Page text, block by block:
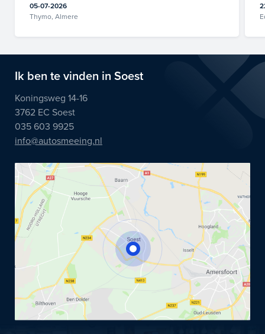
05-07-2026
Thymo, Almere
Ik ben te vinden in Soest
Koningsweg 14-16
3762 EC Soest
035 603 9925
info@autosmeeing.nl